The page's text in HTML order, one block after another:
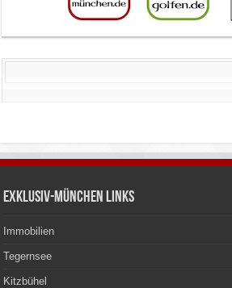
Exklusiv-München Links
Immobilien
Tegernsee
Kitzbühel